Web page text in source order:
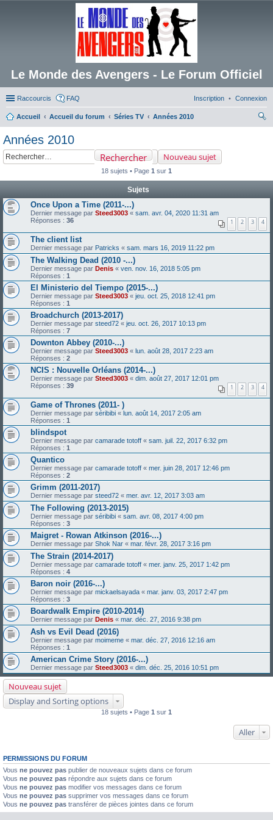
Le Monde des Avengers - Le Forum Officiel
Raccourcis FAQ Connexion
Inscription
Accueil Accueil du forum Séries TV
Années 2010
Années 2010
Nouveau sujet
Rechercher
18 sujets • Page 1 sur 1
Sujets
Once Upon a Time (2011-...)
Dernier message par Steed3003 « sam. avr. 04, 2020 11:31 am
Réponses : 36 1 2 3 4
The client list
Dernier message par Patricks « sam. mars 16, 2019 11:22 pm
The Walking Dead (2010 -...)
Dernier message par Denis « ven. nov. 16, 2018 5:05 pm
Réponses : 1
El Ministerio del Tiempo (2015-...)
Dernier message par Steed3003 « jeu. oct. 25, 2018 12:41 pm
Réponses : 1
Broadchurch (2013-2017)
Dernier message par steed72 « jeu. oct. 26, 2017 10:13 pm
Réponses : 7
Downton Abbey (2010-...)
Dernier message par Steed3003 « lun. août 28, 2017 2:23 am
Réponses : 2
NCIS : Nouvelle Orléans (2014-...)
Dernier message par Steed3003 « dim. août 27, 2017 12:01 pm
Réponses : 39 1 2 3 4
Game of Thrones (2011- )
Dernier message par séribibi « lun. août 14, 2017 2:05 am
Réponses : 1
blindspot
Dernier message par camarade totoff « sam. juil. 22, 2017 6:32 pm
Réponses : 1
Quantico
Dernier message par camarade totoff « mer. juin 28, 2017 12:46 pm
Réponses : 2
Grimm (2011-2017)
Dernier message par steed72 « mer. avr. 12, 2017 3:03 am
The Following (2013-2015)
Dernier message par séribibi « sam. avr. 08, 2017 4:00 pm
Réponses : 3
Maigret - Rowan Atkinson (2016-...)
Dernier message par Shok Nar « mar. févr. 28, 2017 3:16 pm
The Strain (2014-2017)
Dernier message par camarade totoff « mer. janv. 25, 2017 1:42 pm
Réponses : 4
Baron noir (2016-...)
Dernier message par mickaelsayada « mar. janv. 03, 2017 2:47 pm
Réponses : 3
Boardwalk Empire (2010-2014)
Dernier message par Denis « mar. déc. 27, 2016 9:38 pm
Ash vs Evil Dead (2016)
Dernier message par moimeme « mar. déc. 27, 2016 12:16 am
Réponses : 1
American Crime Story (2016-...)
Dernier message par Steed3003 « dim. déc. 25, 2016 10:51 pm
Nouveau sujet
Display and Sorting options
18 sujets • Page 1 sur 1
Aller
PERMISSIONS DU FORUM
Vous ne pouvez pas publier de nouveaux sujets dans ce forum
Vous ne pouvez pas répondre aux sujets dans ce forum
Vous ne pouvez pas modifier vos messages dans ce forum
Vous ne pouvez pas supprimer vos messages dans ce forum
Vous ne pouvez pas transférer de pièces jointes dans ce forum